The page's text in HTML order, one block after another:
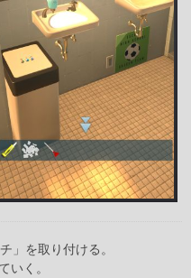
」を取り付ける。
いく。